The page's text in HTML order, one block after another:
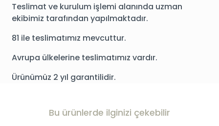
Teslimat ve kurulum işlemi alanında uzman
ekibimiz tarafından yapılmaktadır.
81 ile teslimatımız mevcuttur.
Avrupa ülkelerine teslimatımız vardır.
Ürünümüz 2 yıl garantilidir.
Bu ürünlerde ilginizi çekebilir